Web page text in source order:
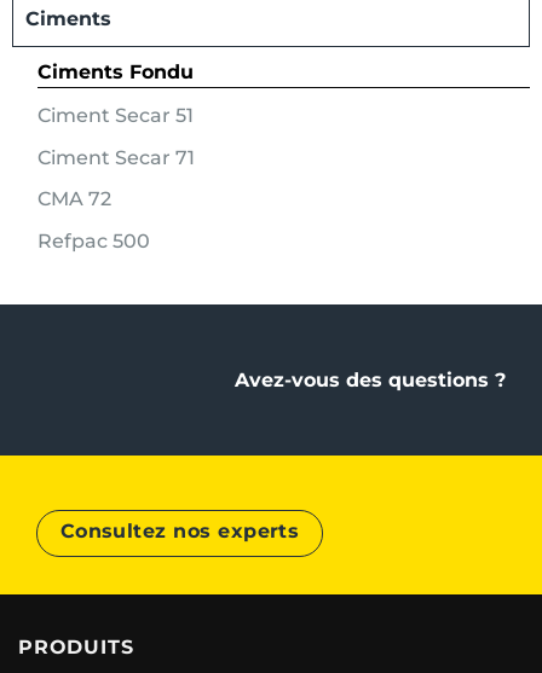
Ciments
Ciments Fondu
Ciment Secar 51
Ciment Secar 71
CMA 72
Refpac 500
Avez-vous des questions ?
Consultez nos experts
PRODUITS